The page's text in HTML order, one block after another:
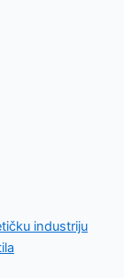
industriju